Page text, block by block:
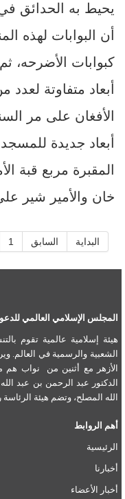
يحيط به الحدائق
أن البوابات لهذه
كبوابات الأضرحه،
أبعاد متفاوتة لعدد
الأفغان على مر
أبعاد جديدة
المقبرة مربع قبة
خان والأمير شير
البداية السابق 1
المجلس الإسلامي العالمي
هيئة إسلامية عالمية تقوم
الشعبية والرسمية في العالم.
الأزهر مع أثنين من نواب هم
الدكتور عبد الرحمن بن عبد
الله المصلح، وتضم هيئة
أهم الروابط
الرئيسية
أخبارنا
أخبار الأعضاء